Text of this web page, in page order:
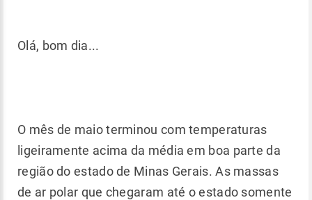
Olá, bom dia...
O mês de maio terminou com temperaturas
ligeiramente acima da média em boa parte da
região do estado de Minas Gerais. As massas
de ar polar que chegaram até o estado somente